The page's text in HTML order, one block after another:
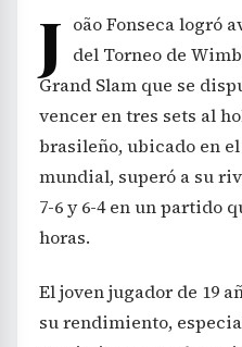
J oão Fonseca logró
del Torneo de
Grand Slam que se
vencer en tres sets al
brasileño, ubicado en
mundial, superó a su
7-6 y 6-4 en un partido
horas.
El joven jugador de 19
su rendimiento,